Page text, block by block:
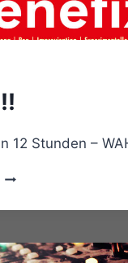
12 Stunden –
DANKE